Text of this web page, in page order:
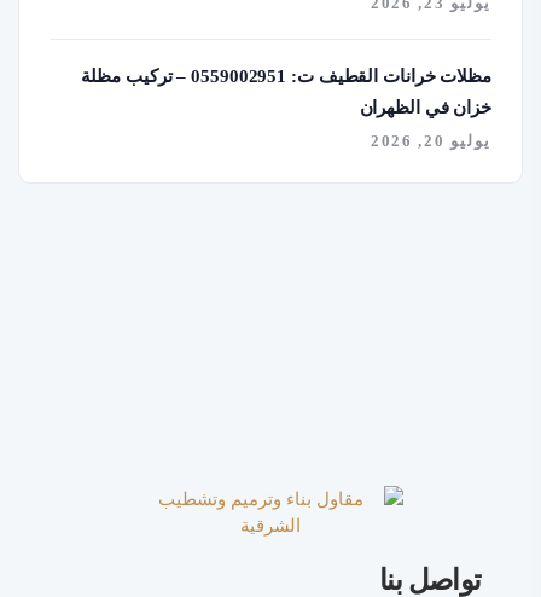
مظلات خرانات القطيف ت: 0559002951 – تركيب مظلة
خزان في الظهران
يوليو 20, 2026
تواصل بنا